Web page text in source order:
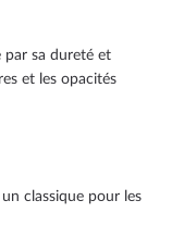
par sa dureté et
et les opacités
classique pour les